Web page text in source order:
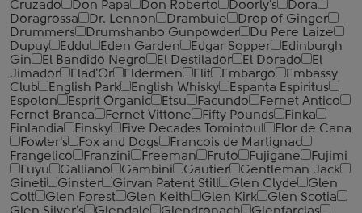
Cruzado
Don Papa Don Roberto Doorly's
Dora
Doragrossa
Dr. Lennon Drambuie
Drop of Ginger
Drummers
Drumshanbo Gunpowder
Du Pere Laize
Dupuy
Eddu Eden Garden Edgar Sopper
Edinburgh
Gin
El Bandido Negro El Destilador El Dorado
El
Jimador
Elad'Or Eldermen Elit Embargo
Embassy
Club
English Park English Whisky
Espanta Espiritus
Espolon
Esprit Organic Etsu Facundo
Fernet Antico
Fernet Branca
Fernet Vittone Fifty Pounds
Finka
Finlandia
Finsky Five Decades Tomintoul
Flor de Cana
Fowler's
Fox and Dogs
Francois de Martignac
Frangelico
Franzini Freeman Fruto Fujigane
Fujimi
Fuyu
Galliano Gambini Gautier
Gentleman Jack
Gineti
Ginster Girvan Patent Still Glen Clyde
Glen
Colt
Glen Forest Glen Keith Glen Kirk
Glen Scotia